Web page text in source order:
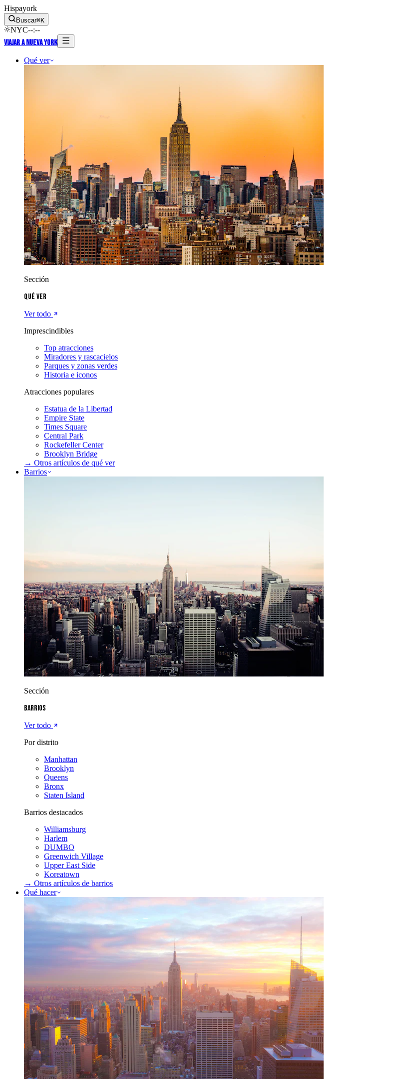
Hispayork
Buscar⌘K
NYC--:--
Viajar a Nueva York
Qué ver
Sección
Qué ver
Ver todo
Imprescindibles
Top atracciones
Miradores y rascacielos
Parques y zonas verdes
Historia e iconos
Atracciones populares
Estatua de la Libertad
Empire State
Times Square
Central Park
Rockefeller Center
Brooklyn Bridge
→ Otros artículos de qué ver
Barrios
Sección
Barrios
Ver todo
Por distrito
Manhattan
Brooklyn
Queens
Bronx
Staten Island
Barrios destacados
Williamsburg
Harlem
DUMBO
Greenwich Village
Upper East Side
Koreatown
→ Otros artículos de barrios
Qué hacer